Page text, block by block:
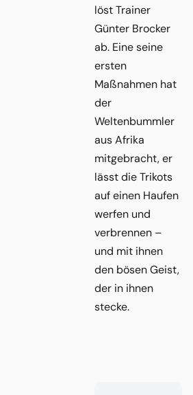
löst Trainer
Günter Brocker
ab. Eine seine
ersten
Maßnahmen hat
der
Weltenbummler
aus Afrika
mitgebracht, er
lässt die Trikots
auf einen Haufen
werfen und
verbrennen –
und mit ihnen
den bösen Geist,
der in ihnen
stecke.